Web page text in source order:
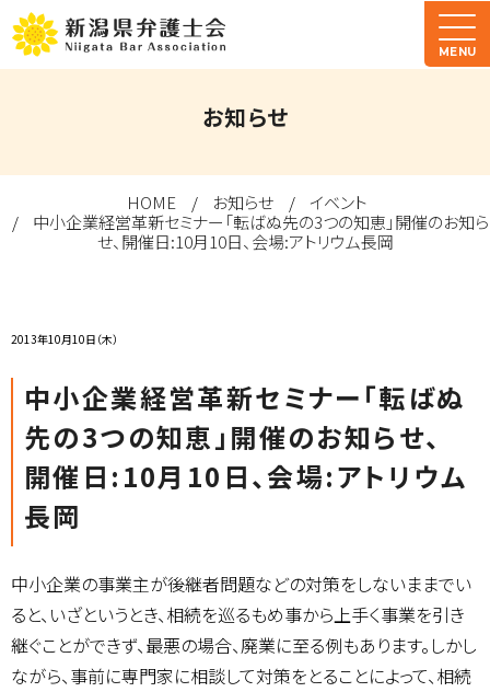
MENU
お知らせ
HOME お知らせ
イベント
中小企業経営革新セミナー「転ばぬ先の3つの知恵」開催のお知ら
せ、開催日:10月10日、会場:アトリウム長岡
2013年10月10日（木）
中小企業経営革新セミナー「転ばぬ
先の3つの知恵」開催のお知らせ、
開催日:10月10日、会場:アトリウム
長岡
中小企業の事業主が後継者問題などの対策をしないままでい
ると、いざというとき、相続を巡るもめ事から上手く事業を引き
継ぐことができず、最悪の場合、廃業に至る例もあります。しかし
ながら、事前に専門家に相談して対策をとることによって、相続